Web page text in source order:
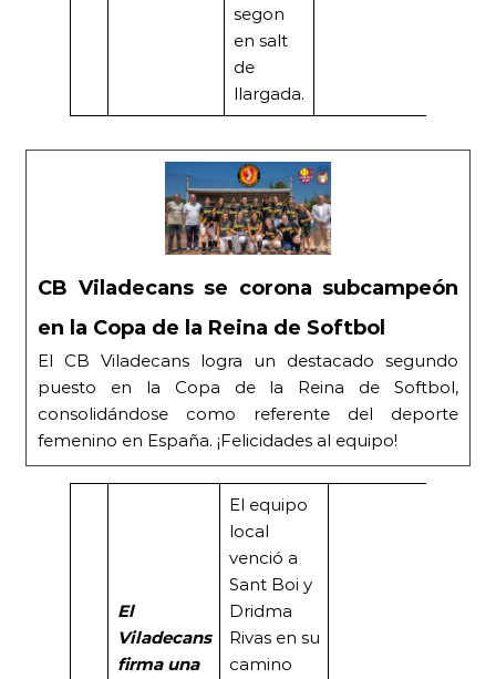
segon
en salt
de
llargada.
CB Viladecans se corona subcampeón
en la Copa de la Reina de Softbol
El CB Viladecans logra un destacado segundo
puesto en la Copa de la Reina de Softbol,
consolidándose como referente del deporte
femenino en España. ¡Felicidades al equipo!
El
Viladecans
firma una
El equipo
local
venció a
Sant Boi y
Dridma
Rivas en su
camino